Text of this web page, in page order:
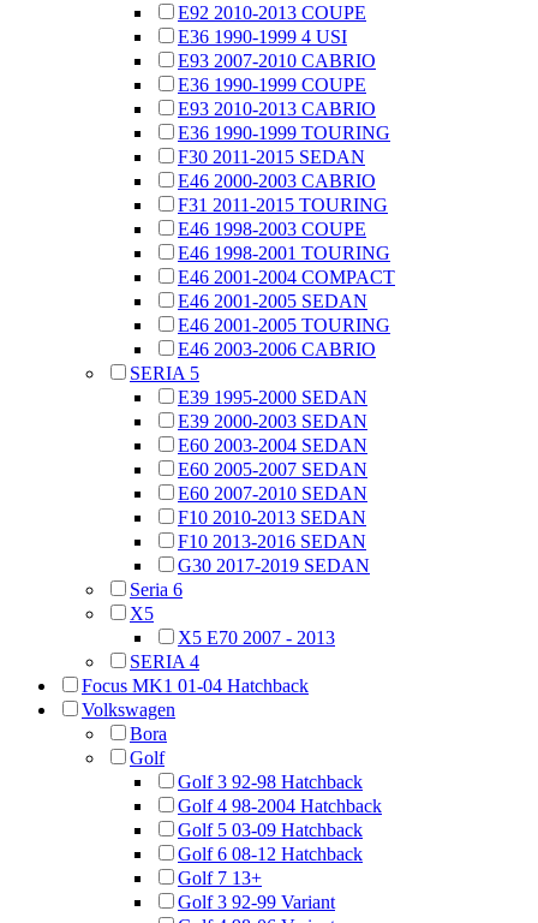
E92 2010-2013 COUPE
E36 1990-1999 4 USI
E93 2007-2010 CABRIO
E36 1990-1999 COUPE
E93 2010-2013 CABRIO
E36 1990-1999 TOURING
F30 2011-2015 SEDAN
E46 2000-2003 CABRIO
F31 2011-2015 TOURING
E46 1998-2003 COUPE
E46 1998-2001 TOURING
E46 2001-2004 COMPACT
E46 2001-2005 SEDAN
E46 2001-2005 TOURING
E46 2003-2006 CABRIO
SERIA 5
E39 1995-2000 SEDAN
E39 2000-2003 SEDAN
E60 2003-2004 SEDAN
E60 2005-2007 SEDAN
E60 2007-2010 SEDAN
F10 2010-2013 SEDAN
F10 2013-2016 SEDAN
G30 2017-2019 SEDAN
Seria 6
X5
X5 E70 2007 - 2013
SERIA 4
Focus MK1 01-04 Hatchback
Volkswagen
Bora
Golf
Golf 3 92-98 Hatchback
Golf 4 98-2004 Hatchback
Golf 5 03-09 Hatchback
Golf 6 08-12 Hatchback
Golf 7 13+
Golf 3 92-99 Variant